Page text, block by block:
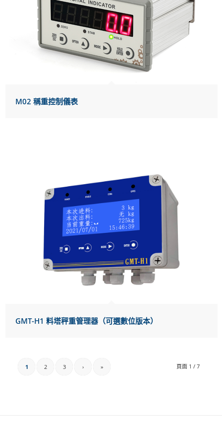
M02 稱重控制儀表
GMT-H1 料塔秤重管理器（可選數位版本）
頁面 1 / 7
1 2 3 › »